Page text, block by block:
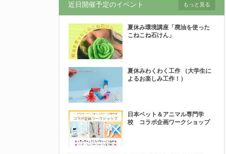
近日開催予定のイベント
夏休み環境講座「廃油を使った
こねこね石けん」
夏休みわくわく工作 （大学生に
よるお楽しみ工作！）
日本ペット＆アニマル専門学
校 コラボ企画ワークショップ
もっと見る